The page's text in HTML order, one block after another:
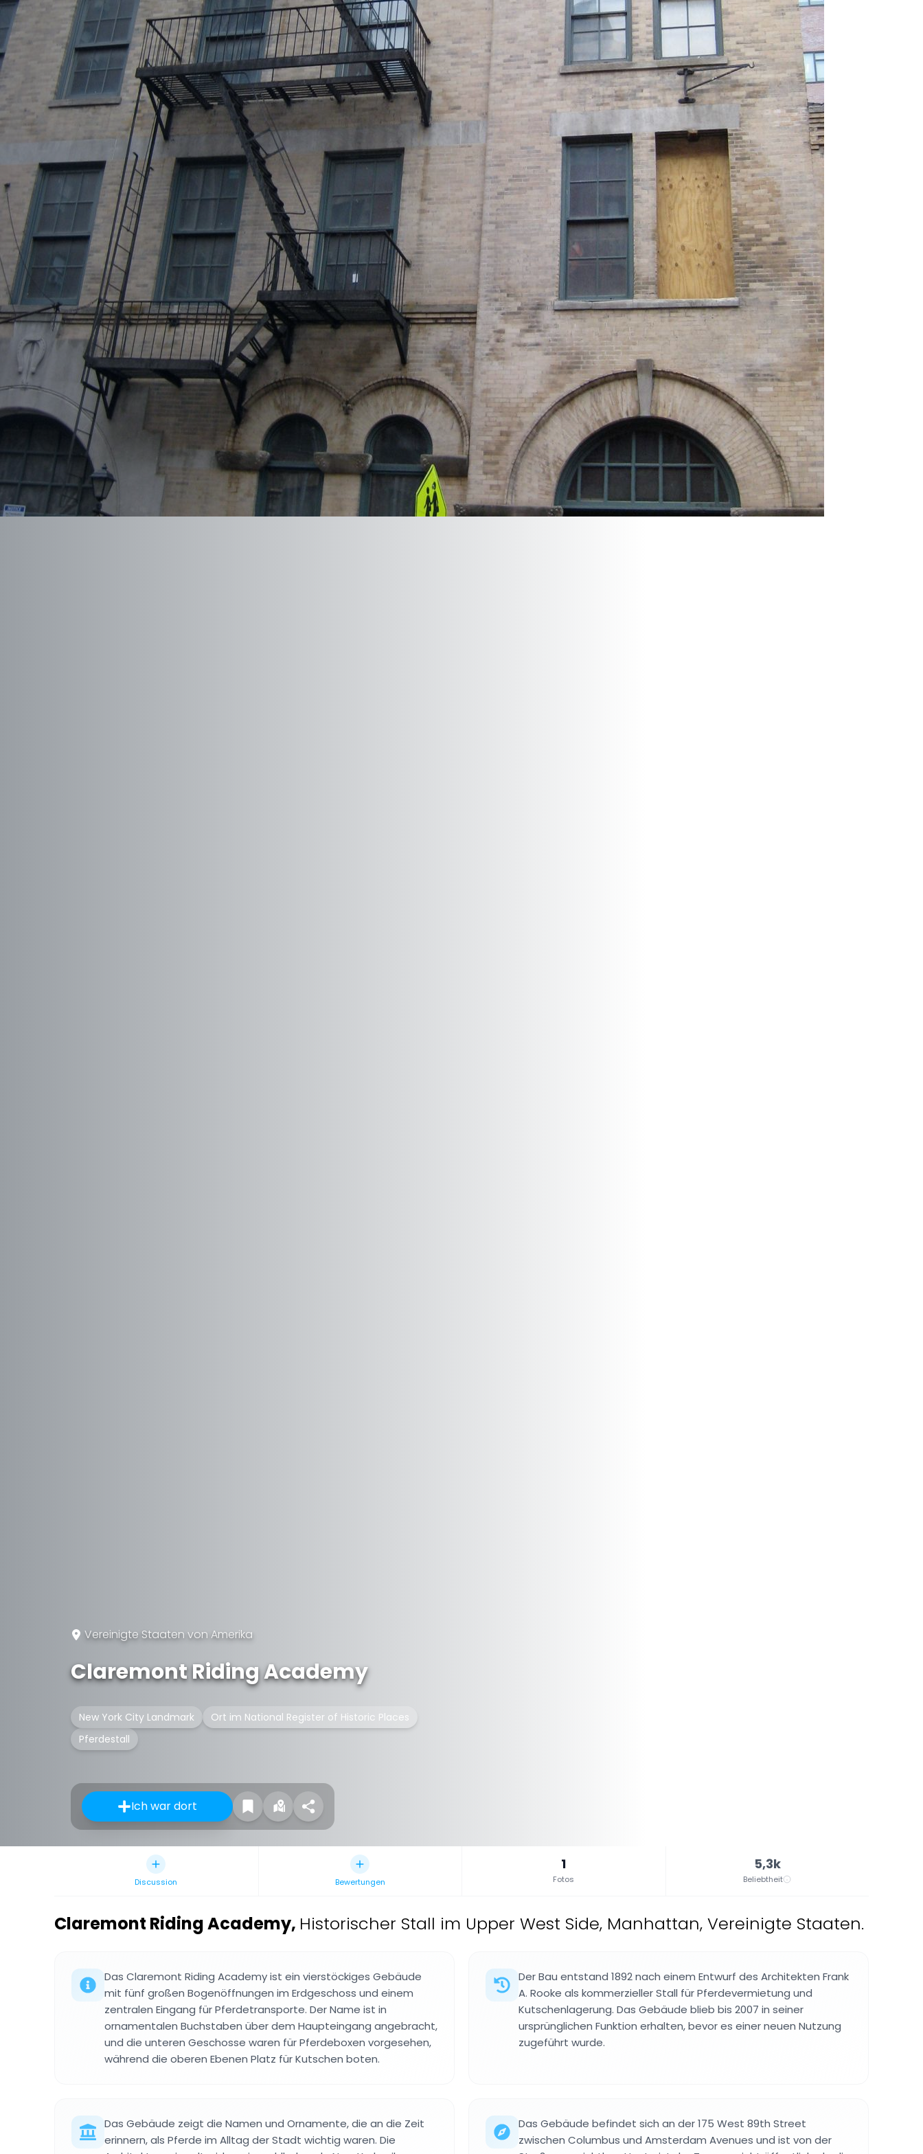
Vereinigte Staaten von Amerika
Claremont Riding Academy
New York City Landmark
Ort im National Register of Historic Places
Pferdestall
Ich war dort
Discussion Bewertungen
1
Fotos
5,3k
Beliebtheit
Claremont Riding Academy, Historischer Stall im Upper West Side, Manhattan, Vereinigte Staaten.
Das Claremont Riding Academy ist ein vierstöckiges Gebäude
mit fünf großen Bogenöffnungen im Erdgeschoss und einem
zentralen Eingang für Pferdetransporte. Der Name ist in
ornamentalen Buchstaben über dem Haupteingang angebracht,
und die unteren Geschosse waren für Pferdeboxen vorgesehen,
während die oberen Ebenen Platz für Kutschen boten.
Der Bau entstand 1892 nach einem Entwurf des Architekten Frank
A. Rooke als kommerzieller Stall für Pferdevermietung und
Kutschenlagerung. Das Gebäude blieb bis 2007 in seiner
ursprünglichen Funktion erhalten, bevor es einer neuen Nutzung
zugeführt wurde.
Das Gebäude zeigt die Namen und Ornamente, die an die Zeit
erinnern, als Pferde im Alltag der Stadt wichtig waren. Die
Das Gebäude befindet sich an der 175 West 89th Street
zwischen Columbus und Amsterdam Avenues und ist von der